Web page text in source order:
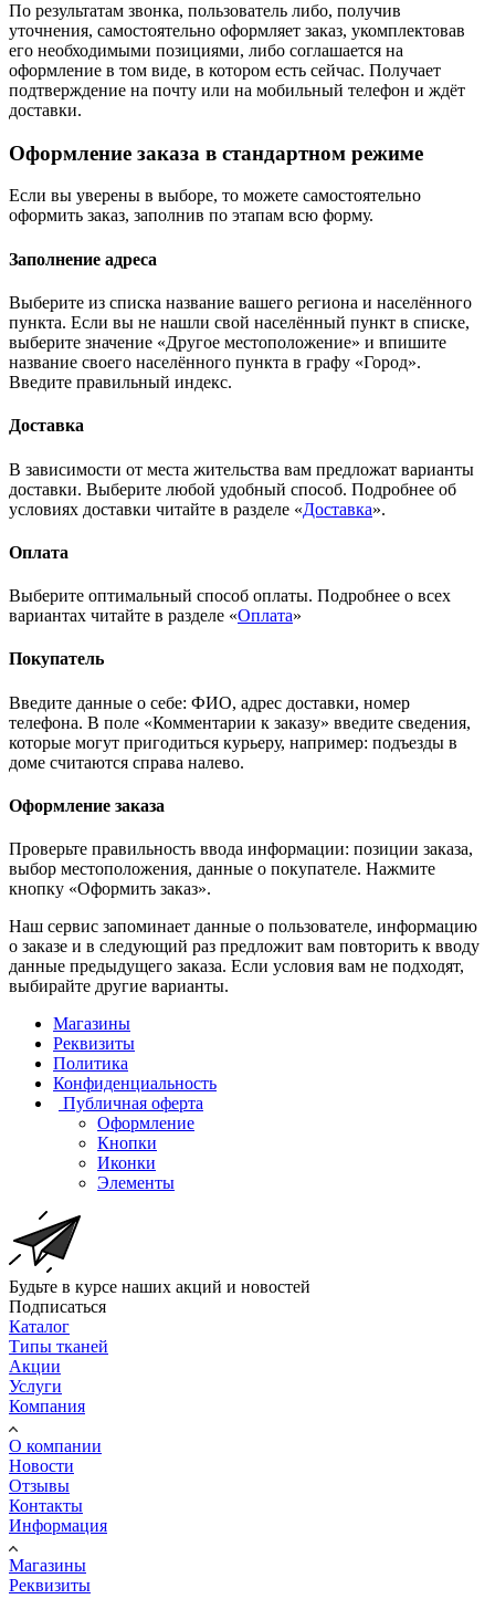
По результатам звонка, пользователь либо, получив
уточнения, самостоятельно оформляет заказ, укомплектовав
его необходимыми позициями, либо соглашается на
оформление в том виде, в котором есть сейчас. Получает
подтверждение на почту или на мобильный телефон и ждёт
доставки.
Оформление заказа в стандартном режиме
Если вы уверены в выборе, то можете самостоятельно
оформить заказ, заполнив по этапам всю форму.
Заполнение адреса
Выберите из списка название вашего региона и населённого
пункта. Если вы не нашли свой населённый пункт в списке,
выберите значение «Другое местоположение» и впишите
название своего населённого пункта в графу «Город».
Введите правильный индекс.
Доставка
В зависимости от места жительства вам предложат варианты
доставки. Выберите любой удобный способ. Подробнее об
условиях доставки читайте в разделе «Доставка».
Оплата
Выберите оптимальный способ оплаты. Подробнее о всех
вариантах читайте в разделе «Оплата»
Покупатель
Введите данные о себе: ФИО, адрес доставки, номер
телефона. В поле «Комментарии к заказу» введите сведения,
которые могут пригодиться курьеру, например: подъезды в
доме считаются справа налево.
Оформление заказа
Проверьте правильность ввода информации: позиции заказа,
выбор местоположения, данные о покупателе. Нажмите
кнопку «Оформить заказ».
Наш сервис запоминает данные о пользователе, информацию
о заказе и в следующий раз предложит вам повторить к вводу
данные предыдущего заказа. Если условия вам не подходят,
выбирайте другие варианты.
Магазины
Реквизиты
Политика
Конфиденциальность
Публичная оферта
Оформление
Кнопки
Иконки
Элементы
Будьте в курсе наших акций и новостей
Подписаться
Каталог
Типы тканей
Акции
Услуги
Компания
О компании
Новости
Отзывы
Контакты
Информация
Магазины
Реквизиты